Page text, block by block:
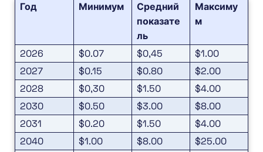
Год Минимум
Средний
показате
ль
Максиму
м
2026 $0.07 $0,45
$1.00
2027
$0.15 $0.80
$2.00
2028
$0,30 $1.50
$4.00
2030
$0.50 $3.00
$8.00
2031
$0.20 $1.50
$4.00
2040
$1.00 $8.00
$25.00